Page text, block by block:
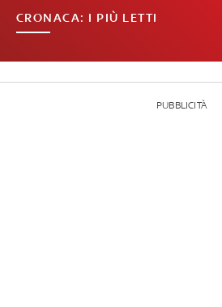
CRONACA: I PIÙ LETTI
PUBBLICITÀ